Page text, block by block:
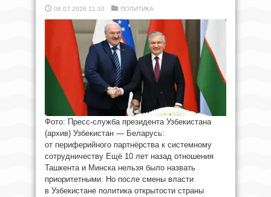
08.07.2026 11:10 ПОЛИТИКА
Фото: Пресс-служба президента Узбекистана
(архив) Узбекистан — Беларусь:
от периферийного партнёрства к системному
сотрудничеству Ещё 10 лет назад отношения
Ташкента и Минска нельзя было назвать
приоритетными. Но после смены власти
в Узбекистане политика открытости страны